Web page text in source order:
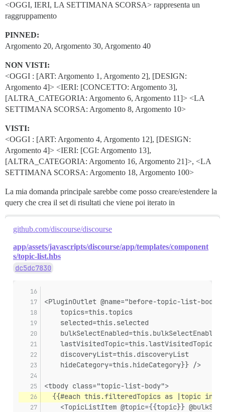
<OGGI, IERI, LA SETTIMANA SCORSA> rappresenta un
raggruppamento
PINNED:
Argomento 20, Argomento 30, Argomento 40
NON VISTI:
<OGGI : [ART: Argomento 1, Argomento 2], [DESIGN:
Argomento 4]> <IERI: [CONCETTO: Argomento 3],
[ALTRA_CATEGORIA: Argomento 6, Argomento 11]> <LA
SETTIMANA SCORSA: Argomento 8, Argomento 10>
VISTI:
<OGGI : [ART: Argomento 4, Argomento 12], [DESIGN:
Argomento 4]> <IERI: [CGI: Argomento 13],
[ALTRA_CATEGORIA: Argomento 16, Argomento 21]>, <LA
SETTIMANA SCORSA: Argomento 18, Argomento 100>
La mia domanda principale sarebbe come posso creare/estendere la
query che crea il set di risultati che viene poi iterato in
github.com/discourse/discourse
app/assets/javascripts/discourse/app/templates/component
s/topic-list.hbs
dc5dc7830
<PluginOutlet @name="before-topic-list-body"
    topics=this.topics
    selected=this.selected
    bulkSelectEnabled=this.bulkSelectEnabled
    lastVisitedTopic=this.lastVisitedTopic
    discoveryList=this.discoveryList
    hideCategory=this.hideCategory}} />
<tbody class="topic-list-body">
{{#each this.filteredTopics as |topic
<TopicListItem @topic={{topic}}